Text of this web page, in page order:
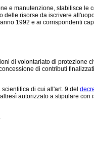
e manutenzione, stabilisce le
risorse da iscrivere
1992 e ai corrispondenti
di volontariato di protezione
di contributi
di cui all'art. 9 del
autorizzato a stipulare